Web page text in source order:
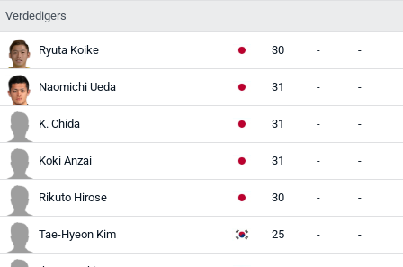
Verdedigers
Ryuta Koike 30 - -
Naomichi Ueda 31 - -
K. Chida 31 - -
Koki Anzai 31 - -
Rikuto Hirose 30 - -
Tae-Hyeon Kim 25 - -